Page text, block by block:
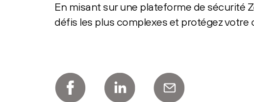
En misant sur une plateforme de sécurité
défis les plus complexes et protégez